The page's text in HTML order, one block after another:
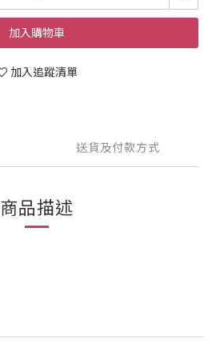
加入購物車
加入追蹤清單
送貨及付款方式
商品描述